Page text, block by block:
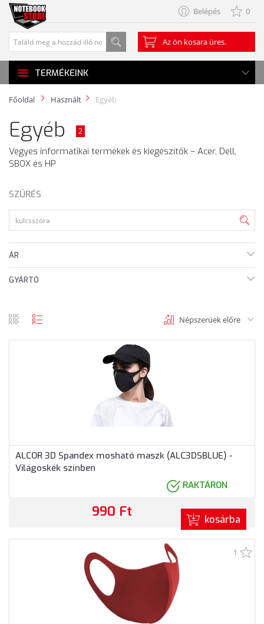
Belépés 0
Az ön kosara üres.
TERMÉKEINK
Főoldal Használt Egyéb
Egyéb 2
Vegyes informatikai termékek és kiegészítők – Acer, Dell,
SBOX és HP
SZŰRÉS
ÁR
GYÁRTÓ
Népszerüek előre
ALCOR 3D Spandex mosható maszk (ALC3DSBLUE) -
Világoskék színben
RAKTÁRON
990 Ft kosárba
1